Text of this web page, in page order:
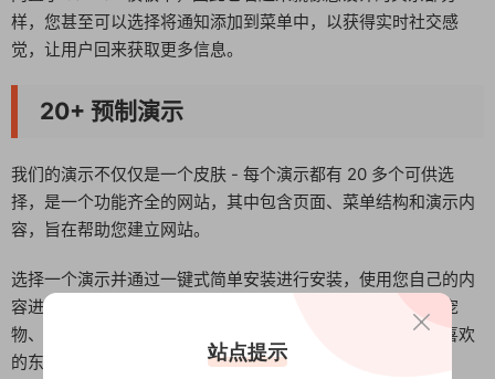
样，您甚至可以选择将通知添加到菜单中，以获得实时社交感
觉，让用户回来获取更多信息。
20+ 预制演示
我们的演示不仅仅是一个皮肤 - 每个演示都有 20 多个可供选
择，是一个功能齐全的网站，其中包含页面、菜单结构和演示内
容，旨在帮助您建立网站。
选择一个演示并通过一键式简单安装进行安装，使用您自己的内
容进行更新，然后坐下来获得回报。风格包括汽车、酒店、宠
物、学校、新闻、体育、视频和时尚，我们相信您会找到您喜欢
的东西。
站点提示